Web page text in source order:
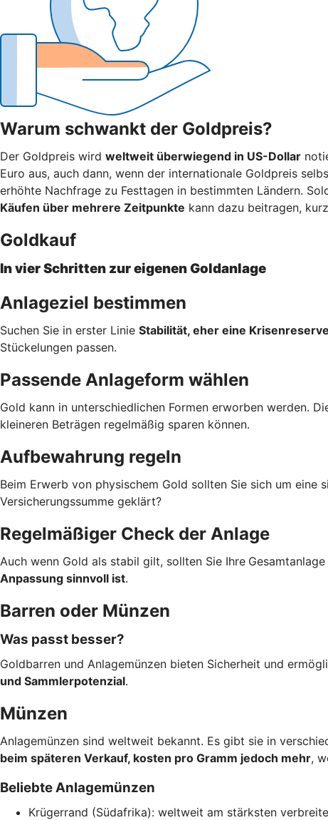
Warum schwankt der Goldpreis?
Der Goldpreis wird weltweit überwiegend in US-Dollar
Euro aus, auch dann, wenn der internationale Goldpreis
erhöhte Nachfrage zu Festtagen in bestimmten Ländern.
Käufen über mehrere Zeitpunkte kann dazu beitragen,
Goldkauf
In vier Schritten zur eigenen Goldanlage
Anlageziel bestimmen
Suchen Sie in erster Linie Stabilität, eher eine
Stückelungen passen.
Passende Anlageform wählen
Gold kann in unterschiedlichen Formen erworben werden.
kleineren Beträgen regelmäßig sparen können.
Aufbewahrung regeln
Beim Erwerb von physischem Gold sollten Sie sich um eine
Versicherungssumme geklärt?
Regelmäßiger Check der Anlage
Auch wenn Gold als stabil gilt, sollten Sie Ihre
Anpassung sinnvoll ist.
Barren oder Münzen
Was passt besser?
Goldbarren und Anlagemünzen bieten Sicherheit und
und Sammlerpotenzial.
Münzen
Anlagemünzen sind weltweit bekannt. Es gibt sie in
beim späteren Verkauf, kosten pro Gramm jedoch mehr,
Beliebte Anlagemünzen
Krügerrand (Südafrika): weltweit am stärksten